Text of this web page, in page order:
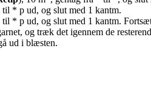
* p ud, og slut med 1 kantm.
* p ud, og slut med 1 kantm.
og træk det igennem de
ud i blæsten.